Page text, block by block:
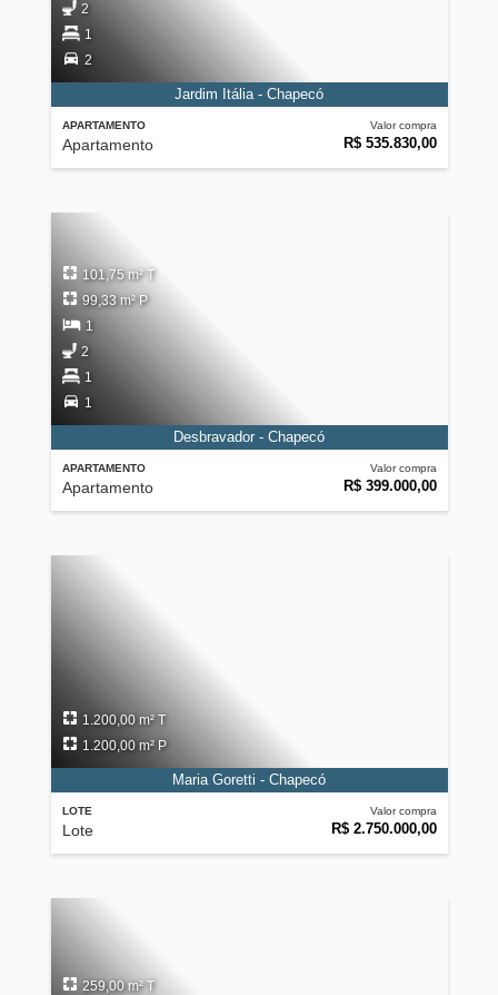
APARTAMENTO
Apartamento
Valor compra
R$ 535.830,00
2
1
2
Jardim Itália - Chapecó
APARTAMENTO
Apartamento
Valor compra
R$ 399.000,00
101,75 m² T
99,33 m² P
1
2
1
1
Desbravador - Chapecó
LOTE
Lote
Valor compra
R$ 2.750.000,00
1.200,00 m² T
1.200,00 m² P
Maria Goretti - Chapecó
259,00 m² T